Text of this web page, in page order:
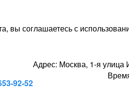
вы соглашаетесь с
92-52
Адрес: Москва, 1-я улица